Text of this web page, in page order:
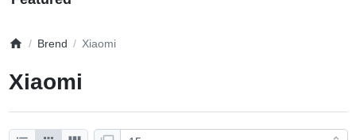
Brend Xiaomi
Xiaomi